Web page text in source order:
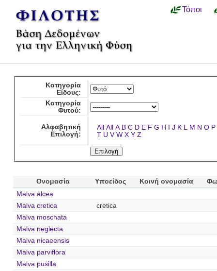
Τόποι
Κατηγορία
Είδους:
Κατηγορία
Φυτού:
Αλφαβητική
Επιλογή:
All All A B C D E F G H I J K L M N O P
T U V W X Y Z
Ονομασία Υποείδος Κοινή ονομασία
Malva alcea
Malva cretica
cretica
Malva moschata
Malva neglecta
Malva nicaeensis
Malva parviflora
Malva pusilla